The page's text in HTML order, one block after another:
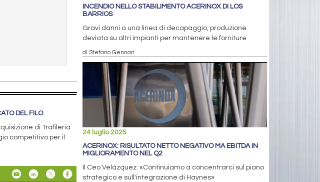
DEL FILO
di Trafileria
competitivo per il
INCENDIO NELLO STABILIMENTO ACERINOX DI LOS
BARRIOS
Gravi danni a una linea di decapaggio, produzione
deviata su altri impianti per mantenere le forniture
di Stefano Gennari
24 luglio 2025
ACERINOX: RISULTATO NETTO NEGATIVO MA EBITDA IN
MIGLIORAMENTO NEL Q2
Il Ceo Velázquez: «Continuiamo a concentrarci sul piano
strategico e sull'integrazione di Haynes»